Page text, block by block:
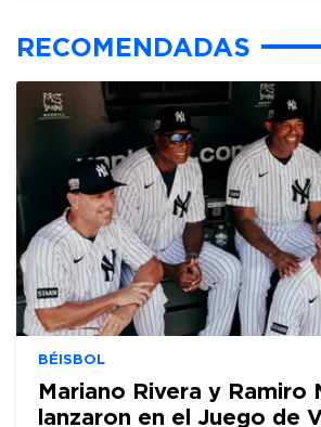
RECOMENDADAS
BÉISBOL
Mariano Rivera y Ramiro
lanzaron en el Juego de